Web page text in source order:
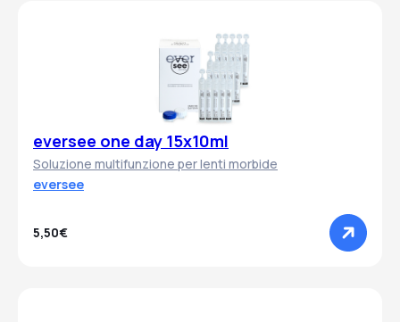
eversee one day 15x10ml
Soluzione multifunzione per lenti morbide
eversee
5,50€